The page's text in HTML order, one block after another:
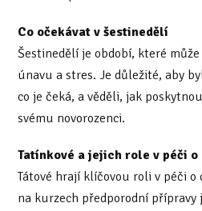
Co očekávat v šestinedělí
Šestinedělí je období, které
únavu a stres. Je důležité, aby
co je čeká, a věděli, jak
svému novorozenci.
Tatínkové a jejich role v péči o
Tátové hrají klíčovou roli v péči
na kurzech předporodní přípravy